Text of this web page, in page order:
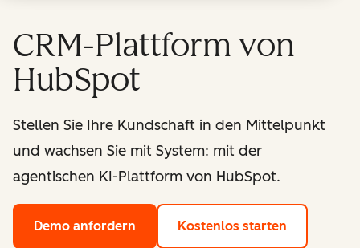
CRM-Plattform von
HubSpot
Stellen Sie Ihre Kundschaft in den Mittelpunkt
und wachsen Sie mit System: mit der
agentischen KI-Plattform von HubSpot.
Demo anfordern Kostenlos starten